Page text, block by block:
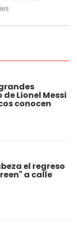
Lionel Messi
conocen
el regreso
a calle